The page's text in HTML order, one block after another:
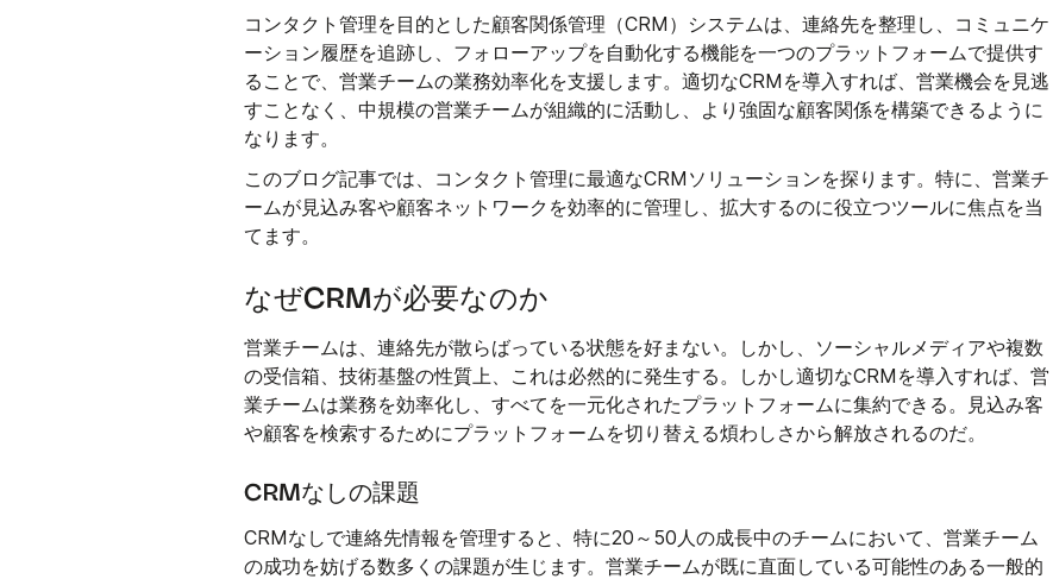
コンタクト管理を目的とした顧客関係管理（CRM）システムは、連絡先を整理し、コミュニケ
ーション履歴を追跡し、フォローアップを自動化する機能を一つのプラットフォームで提供す
ることで、営業チームの業務効率化を支援します。適切なCRMを導入すれば、営業機会を見逃
すことなく、中規模の営業チームが組織的に活動し、より強固な顧客関係を構築できるように
なります。
このブログ記事では、コンタクト管理に最適なCRMソリューションを探ります。特に、営業チ
ームが見込み客や顧客ネットワークを効率的に管理し、拡大するのに役立つツールに焦点を当
てます。
なぜCRMが必要なのか
営業チームは、連絡先が散らばっている状態を好まない。しかし、ソーシャルメディアや複数
の受信箱、技術基盤の性質上、これは必然的に発生する。しかし適切なCRMを導入すれば、営
業チームは業務を効率化し、すべてを一元化されたプラットフォームに集約できる。見込み客
や顧客を検索するためにプラットフォームを切り替える煩わしさから解放されるのだ。
CRMなしの課題
CRMなしで連絡先情報を管理すると、特に20～50人の成長中のチームにおいて、営業チーム
の成功を妨げる数多くの課題が生じます。営業チームが既に直面している可能性のある一般的